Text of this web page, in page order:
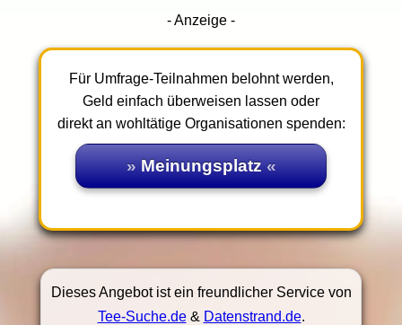
- Anzeige -
Für Umfrage-Teilnahmen belohnt werden,
Geld einfach überweisen lassen oder
direkt an wohltätige Organisationen spenden:
Meinungsplatz
Dieses Angebot ist ein freundlicher Service von
Tee-Suche.de& Datenstrand.de.